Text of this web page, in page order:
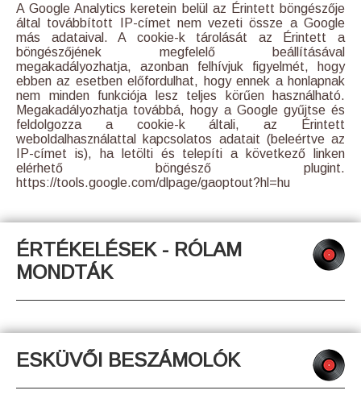
A Google Analytics keretein belül az Érintett böngészője
által továbbított IP-címet nem vezeti össze a Google
más adataival. A cookie-k tárolását az Érintett a
böngészőjének megfelelő beállításával
megakadályozhatja, azonban felhívjuk figyelmét, hogy
ebben az esetben előfordulhat, hogy ennek a honlapnak
nem minden funkciója lesz teljes körűen használható.
Megakadályozhatja továbbá, hogy a Google gyűjtse és
feldolgozza a cookie-k általi, az Érintett
weboldalhasználattal kapcsolatos adatait (beleértve az
IP-címet is), ha letölti és telepíti a következő linken
elérhető böngésző plugint.
https://tools.google.com/dlpage/gaoptout?hl=hu
ÉRTÉKELÉSEK - RÓLAM
MONDTÁK
ESKÜVŐI BESZÁMOLÓK